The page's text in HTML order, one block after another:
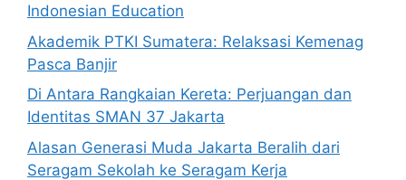
Indonesian Education
Akademik PTKI Sumatera: Relaksasi Kemenag
Pasca Banjir
Di Antara Rangkaian Kereta: Perjuangan dan
Identitas SMAN 37 Jakarta
Alasan Generasi Muda Jakarta Beralih dari
Seragam Sekolah ke Seragam Kerja